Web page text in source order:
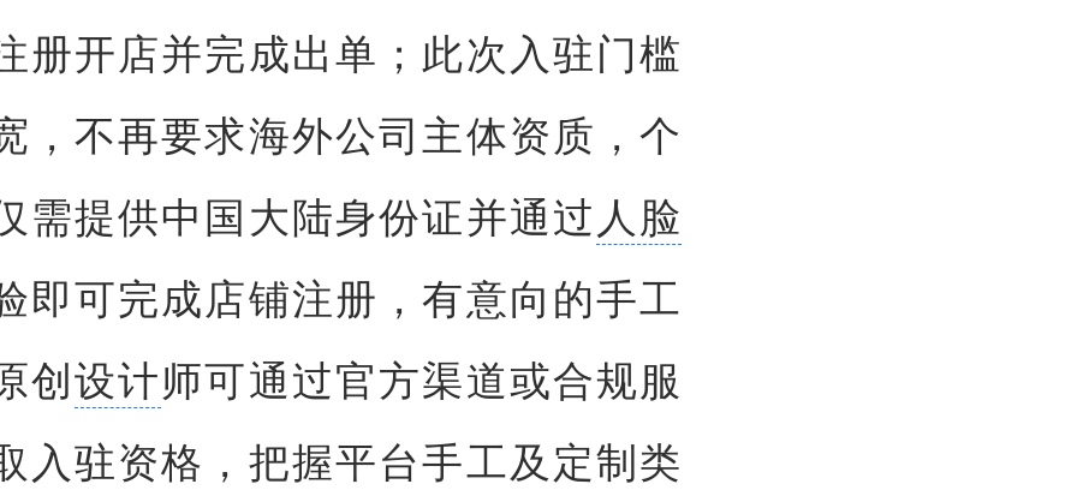
册开店并完成出单；此次入驻门槛
，不再要求海外公司主体资质，个
需提供中国大陆身份证并通过人脸
即可完成店铺注册，有意向的手工
创设计师可通过官方渠道或合规服
入驻资格，把握平台手工及定制类